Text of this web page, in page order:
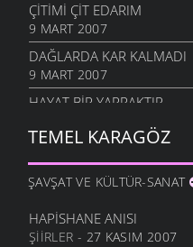
ÇITIMI ÇIT EDARIM
9 MART 2007
DAĞLARDA KAR KALMADI
9 MART 2007
HAYAT BIR YAPRAKTIR
TEMEL KARAGÖZ
ŞAVŞAT VE KÜLTÜR-SANAT
HAPISHANE ANISI
ŞIIRLER - 27 KASIM 2007